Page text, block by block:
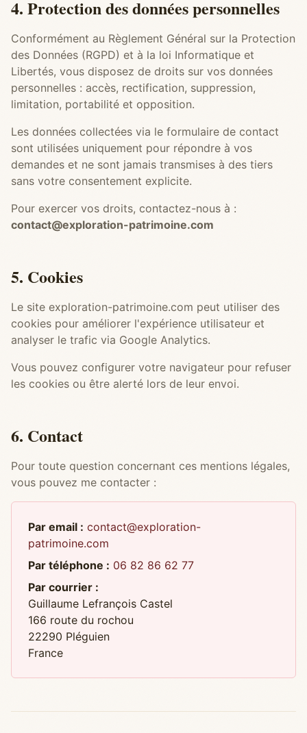
4. Protection des données personnelles
Conformément au Règlement Général sur la Protection
des Données (RGPD) et à la loi Informatique et
Libertés, vous disposez de droits sur vos données
personnelles : accès, rectification, suppression,
limitation, portabilité et opposition.
Les données collectées via le formulaire de contact
sont utilisées uniquement pour répondre à vos
demandes et ne sont jamais transmises à des tiers
sans votre consentement explicite.
Pour exercer vos droits, contactez-nous à :
contact@exploration-patrimoine.com
5. Cookies
Le site exploration-patrimoine.com peut utiliser des
cookies pour améliorer l'expérience utilisateur et
analyser le trafic via Google Analytics.
Vous pouvez configurer votre navigateur pour refuser
les cookies ou être alerté lors de leur envoi.
6. Contact
Pour toute question concernant ces mentions légales,
vous pouvez me contacter :
Par email : contact@exploration-
patrimoine.com
Par téléphone : 06 82 86 62 77
Par courrier :
Guillaume Lefrançois Castel
166 route du rochou
22290 Pléguien
France